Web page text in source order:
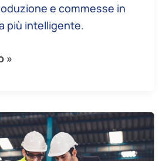
e commesse in
più intelligente.
»